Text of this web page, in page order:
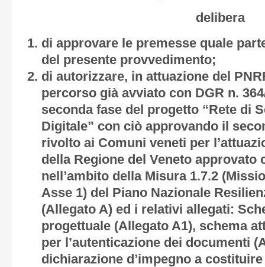
delibera
di approvare le premesse quale
del presente provvedimento;
di autorizzare, in attuazione del
percorso già avviato con DGR n.
seconda fase del progetto “Rete di
Digitale” con ciò approvando il
rivolto ai Comuni veneti per
della Regione del Veneto approvato
nell’ambito della Misura 1.7.2
Asse 1) del Piano Nazionale
(Allegato A) ed i relativi allegati:
progettuale (Allegato A1), schema
per l’autenticazione dei documenti (
dichiarazione d’impegno a